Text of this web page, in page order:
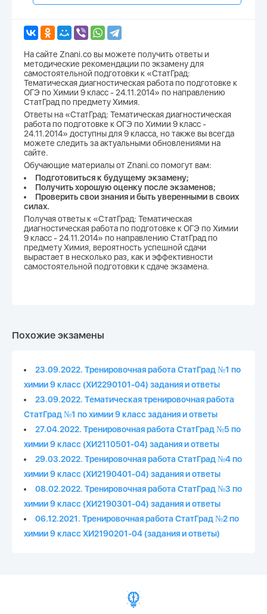
На сайте Znani.co вы можете получить ответы и
методические рекомендации по экзамену для
самостоятельной подготовки к «СтатГрад:
Тематическая диагностическая работа по подготовке к
ОГЭ по Химии 9 класс - 24.11.2014» по направлению
СтатГрад по предмету Химия.
Ответы на «СтатГрад: Тематическая диагностическая
работа по подготовке к ОГЭ по Химии 9 класс -
24.11.2014» доступны для 9 класса, но также вы всегда
можете следить за актуальными обновлениями на
сайте.
Обучающие материалы от Znani.co помогут вам:
Подготовиться к будущему экзамену;
Получить хорошую оценку после экзаменов;
Проверить свои знания и быть уверенными в своих
силах.
Получая ответы к «СтатГрад: Тематическая
диагностическая работа по подготовке к ОГЭ по Химии
9 класс - 24.11.2014» по направлению СтатГрад по
предмету Химия, вероятность успешной сдачи
вырастает в несколько раз, как и эффективности
самостоятельной подготовки к сдаче экзамена.
Похожие экзамены
23.09.2022. Тренировочная работа СтатГрад №1 по
химии 9 класс (ХИ2290101-04) задания и ответы
23.09.2022. Тематическая тренировочная работа
СтатГрад №1 по химии 9 класс задания и ответы
27.04.2022. Тренировочная работа СтатГрад №5 по
химии 9 класс (ХИ2110501-04) задания и ответы
29.03.2022. Тренировочная работа СтатГрад №4 по
химии 9 класс (ХИ2190401-04) задания и ответы
08.02.2022. Тренировочная работа СтатГрад №3 по
химии 9 класс (ХИ2190301-04) задания и ответы
06.12.2021. Тренировочная работа СтатГрад №2 по
химии 9 класс ХИ2190201-04 (задания и ответы)